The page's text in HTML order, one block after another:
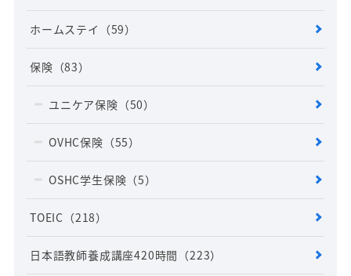
ホームステイ （59）
保険 （83）
ユニケア保険 （50）
OVHC保険 （55）
OSHC学生保険 （5）
TOEIC （218）
日本語教師養成講座420時間 （223）